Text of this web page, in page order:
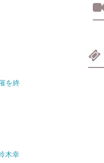
を終
木幸